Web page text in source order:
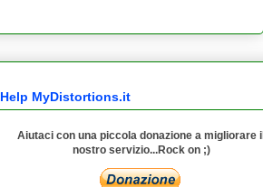
Help MyDistortions.it
Aiutaci con una piccola donazione a migliorare il
nostro servizio...Rock on ;)